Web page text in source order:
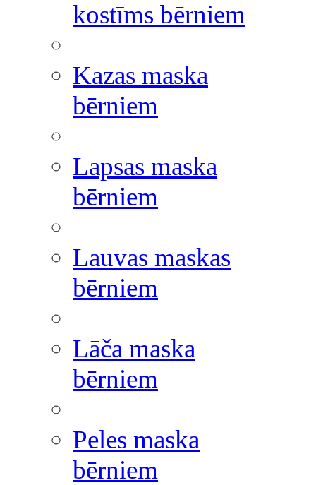
kostīms bērniem
Kazas maska
bērniem
Lapsas maska
bērniem
Lauvas maskas
bērniem
Lāča maska
bērniem
Peles maska
bērniem